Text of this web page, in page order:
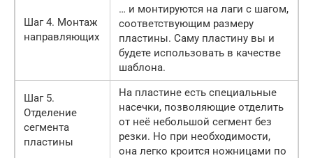
Шаг 4. Монтаж
направляющих
… и монтируются на лаги с шагом,
соответствующим размеру
пластины. Саму пластину вы и
будете использовать в качестве
шаблона.
Шаг 5.
Отделение
сегмента
пластины
На пластине есть специальные
насечки, позволяющие отделить
от неё небольшой сегмент без
резки. Но при необходимости,
она легко кроится ножницами по